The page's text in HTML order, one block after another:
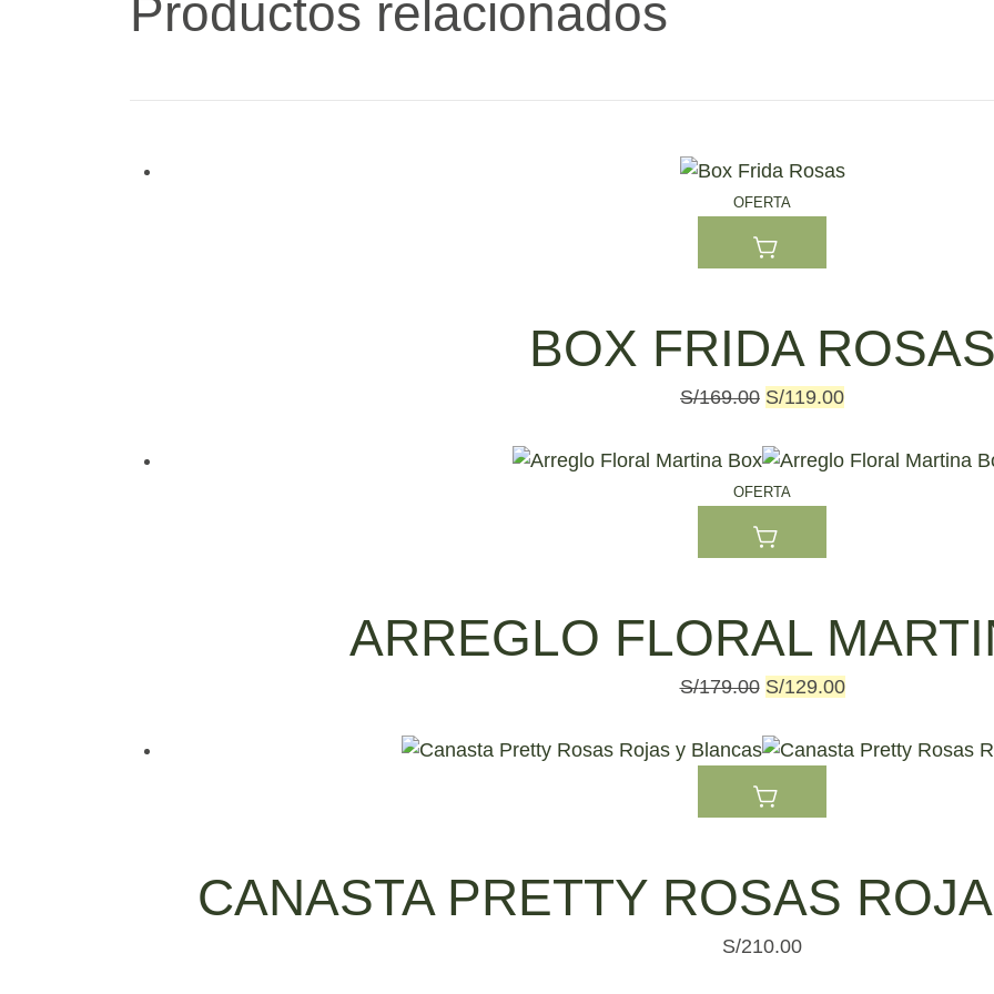
Productos relacionados
OFERTA
BOX FRIDA
S/169.00 El
original
era:
S/119.00El
actual
OFERTA
ARREGLO FLORAL
S/179.00 El
original
S/179.00.
S/129.00El
actual
CANASTA PRETTY ROSAS
S/210.00